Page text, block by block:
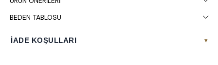
BEDEN TABLOSU
İADE KOŞULLARI ▾